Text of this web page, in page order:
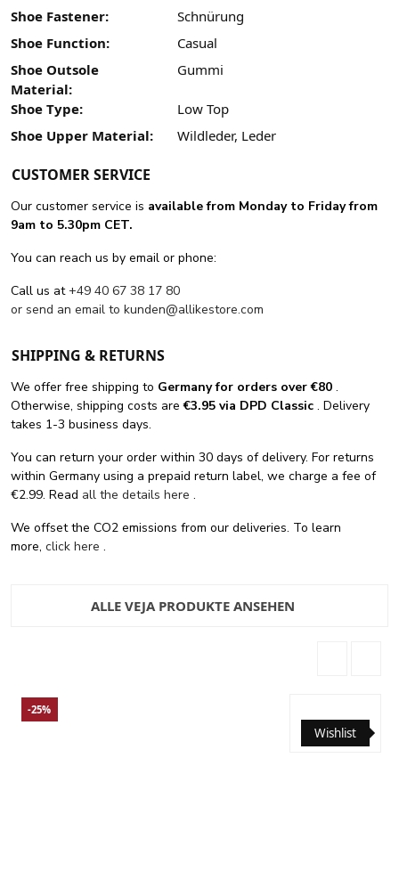
Shoe Fastener:
Schnürung
Shoe Function:
Casual
Shoe Outsole
Material:
Gummi
Shoe Type:
Low Top
Shoe Upper Material:
Wildleder, Leder
CUSTOMER SERVICE
Our customer service is available from Monday to Friday from
9am to 5.30pm CET.
You can reach us by email or phone:
Call us at+49 40 67 38 17 80
or send an email to kunden@allikestore.com
SHIPPING & RETURNS
We offer free shipping to Germany for orders over €80 .
Otherwise, shipping costs are€3.95 via DPD Classic . Delivery
takes 1-3 business days.
You can return your order within 30 days of delivery. For returns
within Germany using a prepaid return label, we charge a fee of
€2.99. Read all the details here .
We offset the CO2 emissions from our deliveries. To learn
more, click here .
ALLE VEJA PRODUKTE ANSEHEN
Wishlist
-25%